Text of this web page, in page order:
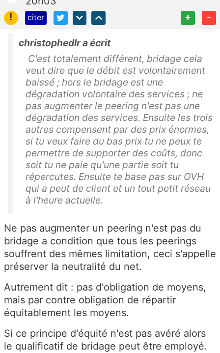
!
citer + -
christophedlr a écrit
C'est totalement différent, bridage cela
veut dire que le débit est volontairement
baissé ; hors le bridage est une
dégradation volontaire des services ; ne
pas augmenter le peering n'est pas une
dégradation des services. Ensuite les trois
autres compensent par des prix énormes,
si tu veux faire du bas prix tu ne peux te
permettre de supporter des coûts, donc
soit tu ne paie qu'une partie soit tu
répercutes. Ensuite te base pas sur OVH
qui a peut de client et un tout petit réseau
à l'heure actuelle.
Ne pas augmenter un peering n'est pas du
bridage a condition que tous les peerings
souffrent des mêmes limitation, ceci s'appelle
préserver la neutralité du net.
Autrement dit : pas d'obligation de moyens,
mais par contre obligation de répartir
équitablement les moyens.
Si ce principe d'équité n'est pas avéré alors
le qualificatif de bridage peut être employé.